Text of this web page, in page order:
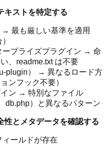
キストを特定する
最も厳しい基準を適用
ープライズプラグイン → 命
、readme.txt は不要
plugin） → 異なるロード方
ンフック不要）
イン → 特別なファイル
db.php）と異なるパターン
性とメタデータを確認する
ィールドが存在